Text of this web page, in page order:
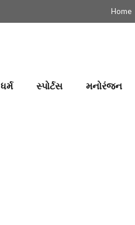
Home
ધર્મ સ્પોર્ટસ મનોરંજન